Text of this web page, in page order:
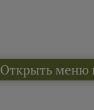
Открыть меню